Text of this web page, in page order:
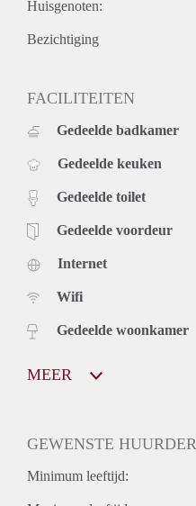
Huisgenoten:
Bezichtiging
FACILITEITEN
Gedeelde badkamer
Gedeelde keuken
Gedeelde toilet
Gedeelde voordeur
Internet
Wifi
Gedeelde woonkamer
MEER
GEWENSTE HUURDER
Minimum leeftijd: